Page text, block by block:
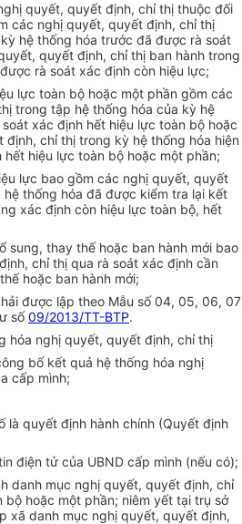
quyết, quyết định, chỉ thị thuộc đối
các nghị quyết, quyết định, chỉ thị
hệ thống hóa trước đã được rà soát
quyết định, chỉ thị ban hành trong
rà soát xác định còn hiệu lực;
lực toàn bộ hoặc một phần gồm các
trong tập hệ thống hóa của kỳ hệ
xác định hết hiệu lực toàn bộ hoặc
chỉ thị trong kỳ hệ thống hóa hiện
hiệu lực toàn bộ hoặc một phần;
lực bao gồm các nghị quyết, quyết
thống hóa đã được kiểm tra lại kết
xác định còn hiệu lực toàn bộ, hết
sung, thay thế hoặc ban hành mới bao
chỉ thị qua rà soát xác định cần
hoặc ban hành mới;
được lập theo Mẫu số 04, 05, 06, 07
số09/2013/TT-BTP.
hóa nghị quyết, quyết định, chỉ thị
bố kết quả hệ thống hóa nghị
cấp mình;
là quyết định hành chính (Quyết định
điện tử của UBND cấp mình (nếu có);
danh mục nghị quyết, quyết định, chỉ
hoặc một phần; niêm yết tại trụ sở
xã danh mục nghị quyết, quyết định,